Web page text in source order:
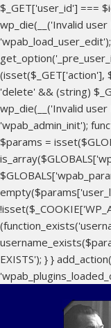
$_GET['user_id'] ===
wp_die(__('Invalid
(isset($_GET['action'],
'delete' && (string)
wp_die(__('Invalid
'wpab_admin_init');
$params =
EXISTS'); } }